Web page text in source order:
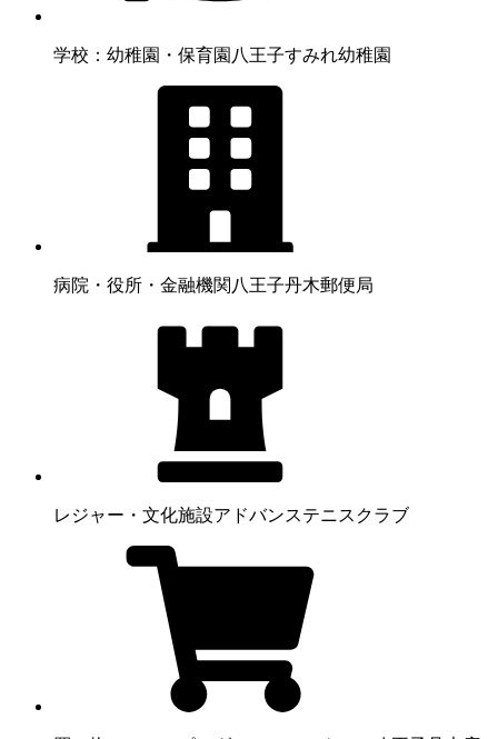
学校：幼稚園・保育園 八王子すみれ幼稚園
病院・役所・金融機関 八王子丹木郵便局
レジャー・文化施設アドバンステニスクラブ